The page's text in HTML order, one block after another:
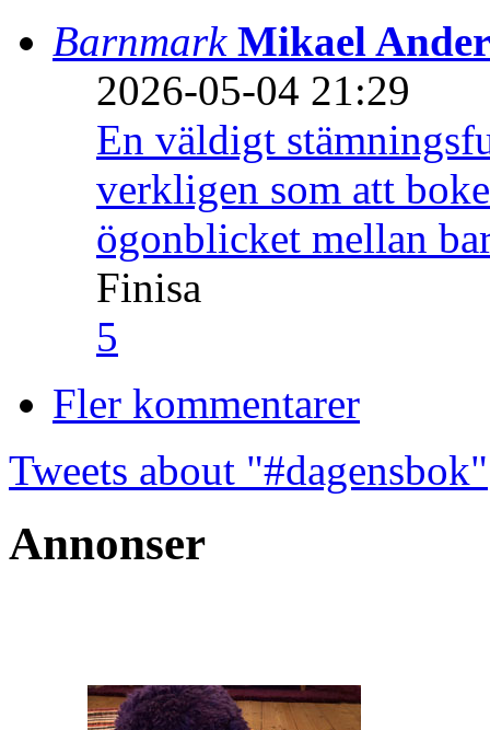
Barnmark Mikael
2026-05-04 21:29
En väldigt
verkligen som att
ögonblicket mellan
Finisa
5
Fler kommentarer
Tweets about "#dagensbok"
Annonser